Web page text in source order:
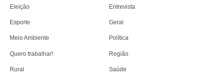
Eleição Entrevista
Esporte Geral
Meio Ambiente Política
Quero trabalhar! Região
Rural Saúde